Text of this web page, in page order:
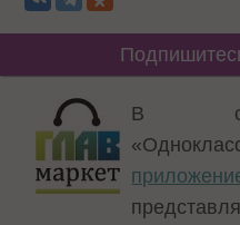
В